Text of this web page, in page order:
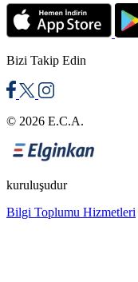
Bizi Takip Edin
© 2026 E.C.A.
kuruluşudur
Bilgi Toplumu Hizmetleri